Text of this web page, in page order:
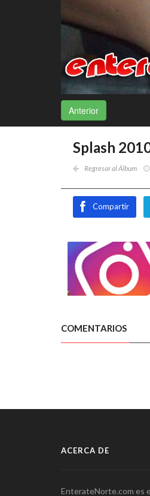
Anterior
Splash
Regresar al Álbum
Compartir
COMENTARIOS
ACERCA DE
EnterateNorte.com es